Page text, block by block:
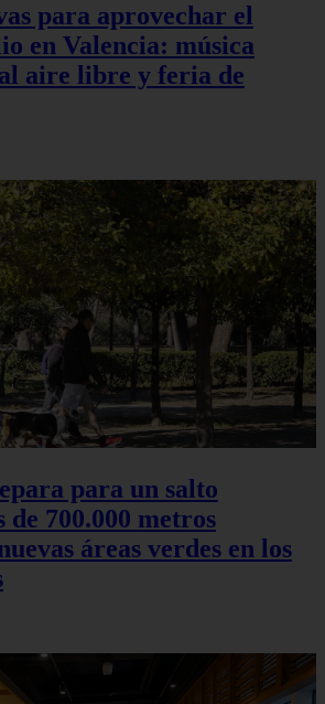
para aprovechar el
en Valencia: música
aire libre y feria de
para un salto
de 700.000 metros
áreas verdes en los